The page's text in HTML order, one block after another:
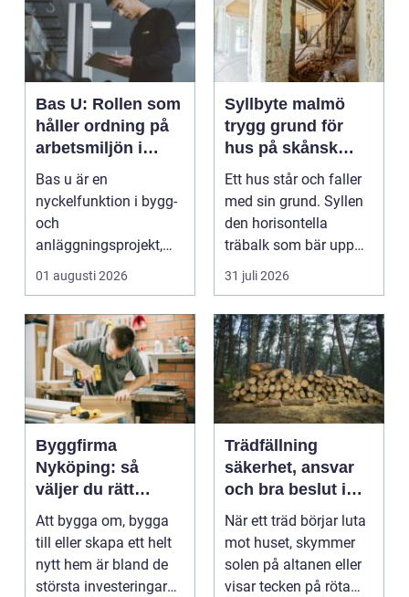
Bas U: Rollen som
håller ordning på
arbetsmiljön i
byggprojekt
Bas u är en
nyckelfunktion i bygg-
och
anläggningsprojekt,
med ansvar för att
arbetsm...
01 augusti 2026
Syllbyte malmö
trygg grund för
hus på skånsk
mark
Ett hus står och faller
med sin grund. Syllen
den horisontella
träbalk som bär upp
väggarna mot pla...
31 juli 2026
Byggfirma
Nyköping: så
väljer du rätt
partner för ditt
projekt
Att bygga om, bygga
till eller skapa ett helt
nytt hem är bland de
största investeringar
Trädfällning
säkerhet, ansvar
och bra beslut i
trädgården
När ett träd börjar luta
mot huset, skymmer
solen på altanen eller
visar tecken på röta